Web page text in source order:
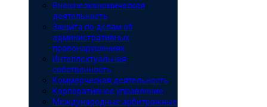
Внешнеэкономическая
деятельность
Защита по делам об
административных
правонарушениях
Интеллектуальная
собственность
Коммерческая деятельность
Корпоративное управление
Международные арбитражные